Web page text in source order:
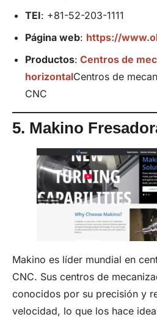
TEI: +81-52-203-1111
Página web: https://
Productos: Centros de
horizontalCentros de
CNC
5. Makino
Makino es líder mundial en
CNC. Sus centros de
conocidos por su precisión y
velocidad, lo que los hace